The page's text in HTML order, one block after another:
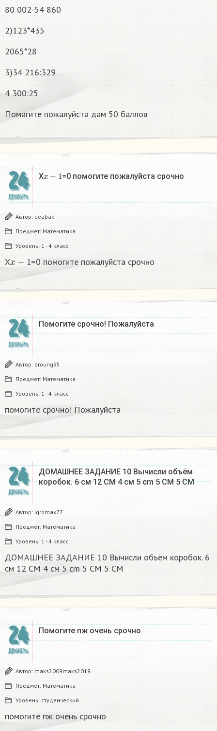
80 002-54 860
2)123*435
2065*28
3)34 216:329
4 300:25
Помагите пожалуйста дам 50 баллов
24
ДЕКАБРЬ
Xx−1 =0 помогите пожалуйста срочно
Автор: deabak
Предмет: Математика
Уровень: 1 - 4 класс
X =0 помогите пожалуйста срочно
24
ДЕКАБРЬ
Помогите срочно! Пожалуйста
Автор: broung95
Предмет: Математика
Уровень: 1 - 4 класс
помогите срочно! Пожалуйста
24
ДЕКАБРЬ
ДОМАШНЕЕ ЗАДАНИЕ 10 Вычисли объём
коробок. 6 см 12 CM 4 см 5 cm 5 CM 5 CM​
Автор: igromax77
Предмет: Математика
Уровень: 1 - 4 класс
ДОМАШНЕЕ ЗАДАНИЕ 10 Вычисли объём коробок. 6
см 12 CM 4 см 5 cm 5 CM 5 CM​
24
ДЕКАБРЬ
Помогите пж очень срочно​
Автор: maks2009maks2019
Предмет: Математика
Уровень: студенческий
помогите пж очень срочно​